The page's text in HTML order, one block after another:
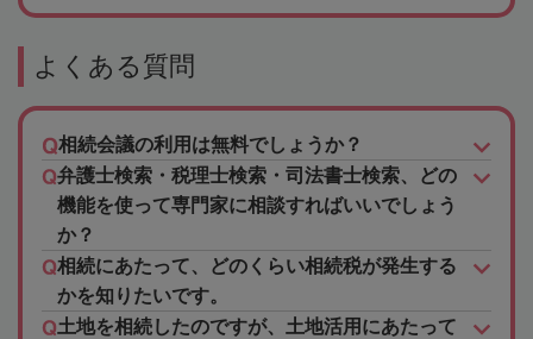
よくある質問
相続会議の利用は無料でしょうか？
弁護士検索・税理士検索・司法書士検索、どの
機能を使って専門家に相談すればいいでしょう
か？
相続にあたって、どのくらい相続税が発生する
かを知りたいです。
土地を相続したのですが、土地活用にあたって